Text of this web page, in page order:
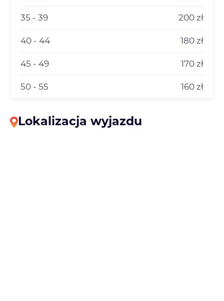
35 - 39 200 zł
40 - 44 180 zł
45 - 49 170 zł
50 - 55 160 zł
Lokalizacja wyjazdu